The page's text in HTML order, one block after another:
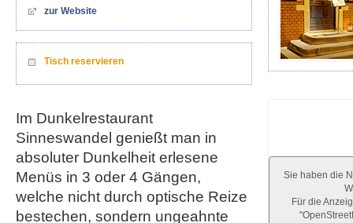
Sie haben die
Für die
zur Website
Tisch reservieren
Im Dunkelrestaurant
Sinneswandel genießt man in
absoluter Dunkelheit erlesene
Menüs in 3 oder 4 Gängen,
welche nicht durch optische Reize
bestechen, sondern ungeahnte